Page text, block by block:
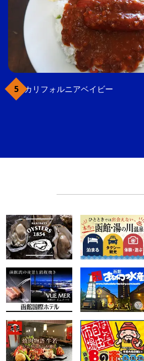
カリフォルニアベイビー